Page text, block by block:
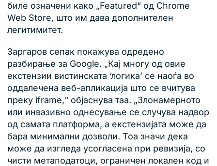
биле означени како „Featured“ од Chrome
Web Store, што им дава дополнителен
легитимитет.
Заргаров сепак покажува одредено
разбирање за Google. „Кај многу од овие
екстензии вистинската ‘логика’ се наоѓа во
оддалечена веб-апликација што се вчитува
преку iframe,“ објаснува таа. „Злонамерното
или инвазивно однесување се случува надвор
од самата платформа, а екстензијата може да
бара минимални дозволи. Тоа значи дека
може да изгледа усогласена при ревизија, со
чисти метаподатоци, ограничен локален код и